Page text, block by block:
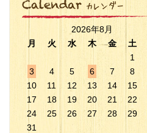
2026年8月
月
火 水 木 金 土
1
3
4 5 6 7 8
10
11 12 13 14 15
17
18 19 20 21 22
24
25 26 27 28 29
31